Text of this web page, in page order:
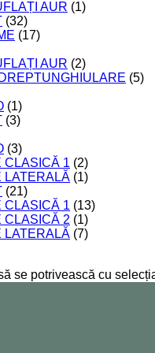
AUR (1)
(32)
(17)
AUR (2)
(5)
(1)
(3)
(3)
CLASICĂ 1 (2)
LATERALĂ (1)
(21)
CLASICĂ 1 (13)
CLASICĂ 2 (1)
LATERALĂ (7)
se potrivească cu